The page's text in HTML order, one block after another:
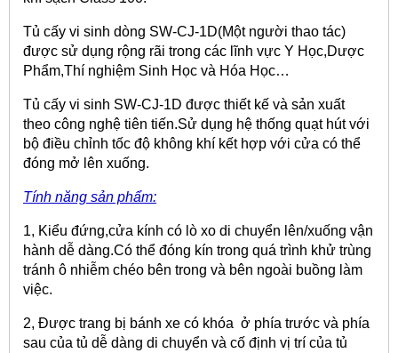
Tủ cấy vi sinh dòng SW-CJ-1D(Một người thao tác)
được sử dụng rộng rãi trong các lĩnh vực Y Học,Dược
Phẩm,Thí nghiệm Sinh Học và Hóa Học…
Tủ cấy vi sinh SW-CJ-1D được thiết kế và sản xuất
theo công nghệ tiên tiến.Sử dụng hệ thống quạt hút với
bộ điều chỉnh tốc độ không khí kết hợp với cửa có thể
đóng mở lên xuống.
Tính năng sản phẩm:
1, Kiểu đứng,cửa kính có lò xo di chuyển lên/xuống vận
hành dễ dàng.Có thể đóng kín trong quá trình khử trùng
tránh ô nhiễm chéo bên trong và bên ngoài buồng làm
việc.
2, Được trang bị bánh xe có khóa ở phía trước và phía
sau của tủ dễ dàng di chuyển và cố định vị trí của tủ